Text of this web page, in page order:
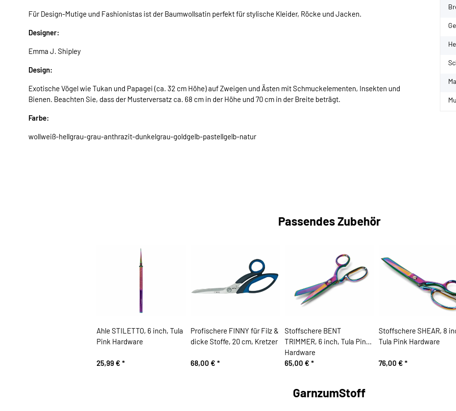
Für Design-Mutige und Fashionistas ist der Baumwollsatin perfekt für stylische Kleider, Röcke und Jacken.
Designer:
Emma J. Shipley
Design:
Exotische Vögel wie Tukan und Papagei (ca. 32 cm Höhe) auf Zweigen und Ästen mit Schmuckelementen, Insekten und
Bienen. Beachten Sie, dass der Musterversatz ca. 68 cm in der Höhe und 70 cm in der Breite beträgt.
Farbe:
wollweiß-hellgrau-grau-anthrazit-dunkelgrau-goldgelb-pastellgelb-natur
Passendes Zubehör
Ahle STILETTO, 6 inch, Tula
Pink Hardware
25,99 € *
Profischere FINNY für Filz &
dicke Stoffe, 20 cm, Kretzer
68,00 € *
Stoffschere BENT
TRIMMER, 6 inch, Tula Pink
Hardware
65,00 € *
Stoffschere SHEAR, 8
Tula Pink Hardware
76,00 € *
GarnzumStoff